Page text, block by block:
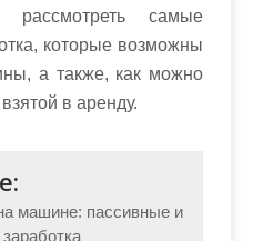
самые
которые возможны
а также, как можно
в аренду.
машине: пассивные и